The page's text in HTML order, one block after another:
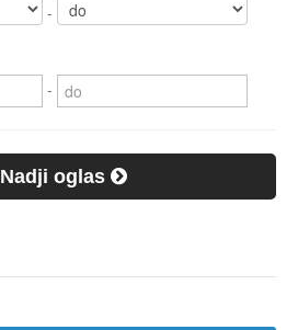
-
-
Nadji oglas